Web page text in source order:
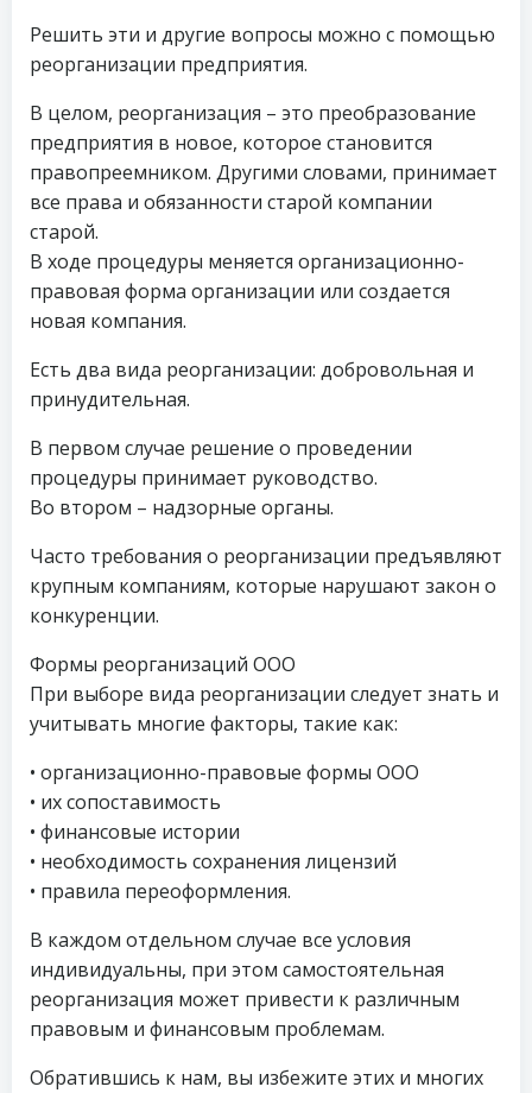
Решить эти и другие вопросы можно с помощью
реорганизации предприятия.
В целом, реорганизация – это преобразование
предприятия в новое, которое становится
правопреемником. Другими словами, принимает
все права и обязанности старой компании
старой.
В ходе процедуры меняется организационно-
правовая форма организации или создается
новая компания.
Есть два вида реорганизации: добровольная и
принудительная.
В первом случае решение о проведении
процедуры принимает руководство.
Во втором – надзорные органы.
Часто требования о реорганизации предъявляют
крупным компаниям, которые нарушают закон о
конкуренции.
Формы реорганизаций ООО
При выборе вида реорганизации следует знать и
учитывать многие факторы, такие как:
• организационно-правовые формы ООО
• их сопоставимость
• финансовые истории
• необходимость сохранения лицензий
• правила переоформления.
В каждом отдельном случае все условия
индивидуальны, при этом самостоятельная
реорганизация может привести к различным
правовым и финансовым проблемам.
Обратившись к нам, вы избежите этих и многих